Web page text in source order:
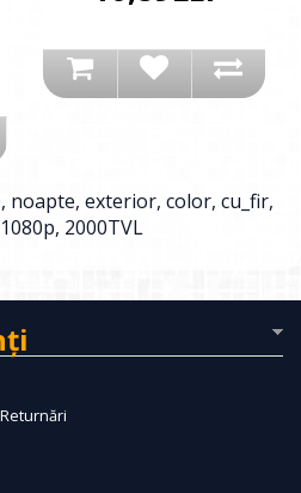
, noapte, exterior, color, cu_fir,
1080p, 2000TVL